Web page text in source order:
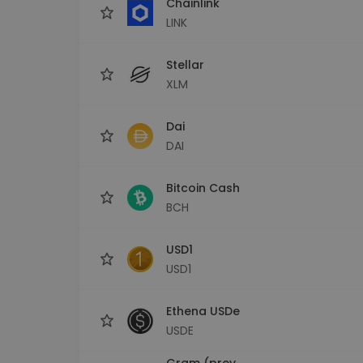
LINK
Stellar
XLM
Dai
DAI
Bitcoin Cash
BCH
USD1
USD1
Ethena USDe
USDE